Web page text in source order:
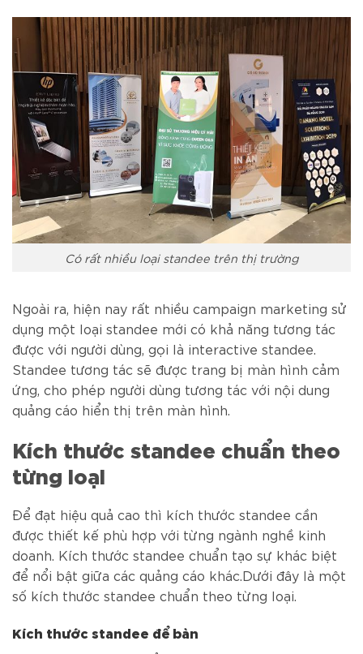
Có rất nhiều loại standee trên thị trường
Ngoài ra, hiện nay rất nhiều campaign marketing sử
dụng một loại standee mới có khả năng tương tác
được với người dùng, gọi là interactive standee.
Standee tương tác sẽ được trang bị màn hình cảm
ứng, cho phép người dùng tương tác với nội dung
quảng cáo hiển thị trên màn hình.
Kích thước standee chuẩn theo
từng loại
Để đạt hiệu quả cao thì kích thước standee cần
được thiết kế phù hợp với từng ngành nghề kinh
doanh. Kích thước standee chuẩn tạo sự khác biệt
để nổi bật giữa các quảng cáo khác.Dưới đây là một
số kích thước standee chuẩn theo từng loại.
Kích thước standee để bàn